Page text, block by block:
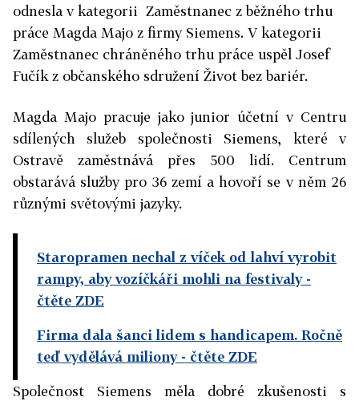
odnesla v kategorii Zaměstnanec z běžného trhu
práce Magda Majo z firmy Siemens. V kategorii
Zaměstnanec chráněného trhu práce uspěl Josef
Fučík z občanského sdružení Život bez bariér.
Magda Majo pracuje jako junior účetní v Centru
sdílených služeb společnosti Siemens, které v
Ostravě zaměstnává přes 500 lidí. Centrum
obstarává služby pro 36 zemí a hovoří se v něm 26
různými světovými jazyky.
Staropramen nechal z víček od lahví vyrobit
rampy, aby vozíčkáři mohli na festivaly-
čtěte ZDE
Firma dala šanci lidem s handicapem. Ročně
teď vydělává miliony- čtěte ZDE
Společnost Siemens měla dobré zkušenosti s